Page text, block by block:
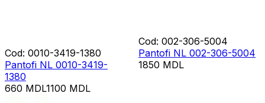
Cod: 0010-3419-1380
Pantofi NL 0010-3419-
1380
660 MDL1100 MDL
Cod: 002-306-5004
Pantofi NL 002-306-5004
1850 MDL